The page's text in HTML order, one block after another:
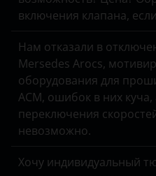
ЗАЗ
УАЗ
включения клапана,
Нам отказали в
Mersedes Arocs,
оборудования для
ACM, ошибок в них
переключения
невозможно.
Хочу индивидуальный